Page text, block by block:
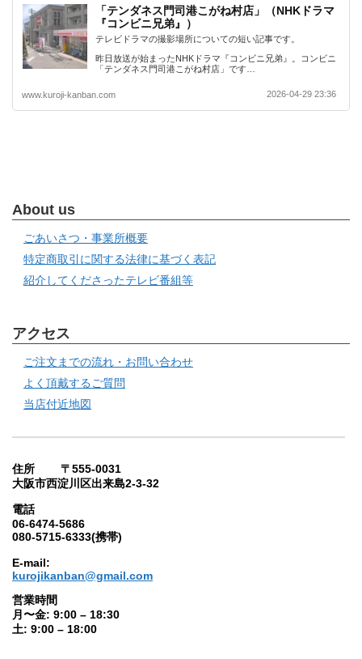
「テンダネス門司港こがね村店」（NHKドラマ
『コンビニ兄弟』）
テレビドラマの撮影場所についての短い記事です。
昨日放送が始まったNHKドラマ『コンビニ兄弟』。コンビニ
「テンダネス門司港こがね村店」です…
www.kuroji-kanban.com 2026-04-29 23:36
About us
ごあいさつ・事業所概要
特定商取引に関する法律に基づく表記
紹介してくださったテレビ番組等
アクセス
ご注文までの流れ・お問い合わせ
よく頂戴するご質問
当店付近地図
住所 〒555-0031
大阪市西淀川区出来島2-3-32
電話
06-6474-5686
080-5715-6333(携帯)
E-mail:
kurojikanban@gmail.com
営業時間
月〜金: 9:00 – 18:30
土: 9:00 – 18:00